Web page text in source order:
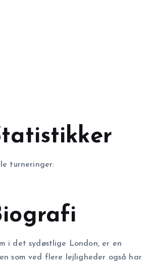
turneringer:
i det sydøstlige London, er en
som ved flere lejligheder også har